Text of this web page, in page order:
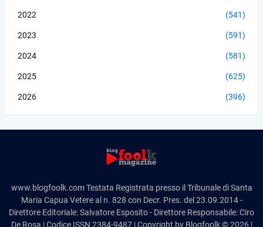
2022 (541)
2023 (591)
2024 (581)
2025 (625)
2026 (396)
www.blogfoolk.com Testata Registrata presso il Tribunale di Santa
Maria Capua Vetere al n. 828 con Decr. Pres. del 23.09.2014 -
Direttore Editoriale: Salvatore Esposito - Direttore Responsabile: Ciro
De Rosa | Codice ISSN 2384-9487 | Copyright by Blogfoolk © 2026 |